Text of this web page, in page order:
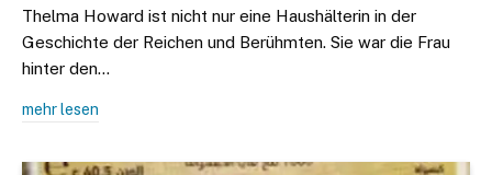
Thelma Howard ist nicht nur eine Haushälterin in der
Geschichte der Reichen und Berühmten. Sie war die Frau
hinter den…
mehr lesen